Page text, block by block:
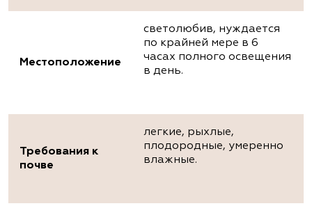
Местоположение
светолюбив, нуждается
по крайней мере в 6
часах полного освещения
в день.
Требования к
почве
легкие, рыхлые,
плодородные, умеренно
влажные.